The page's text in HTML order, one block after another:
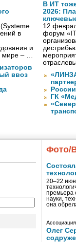
в
и
мире – …
ввоз
В ИТ
2026:
12
форум
ГК
Фото/
20–22
премьера
науки,
она
Олег